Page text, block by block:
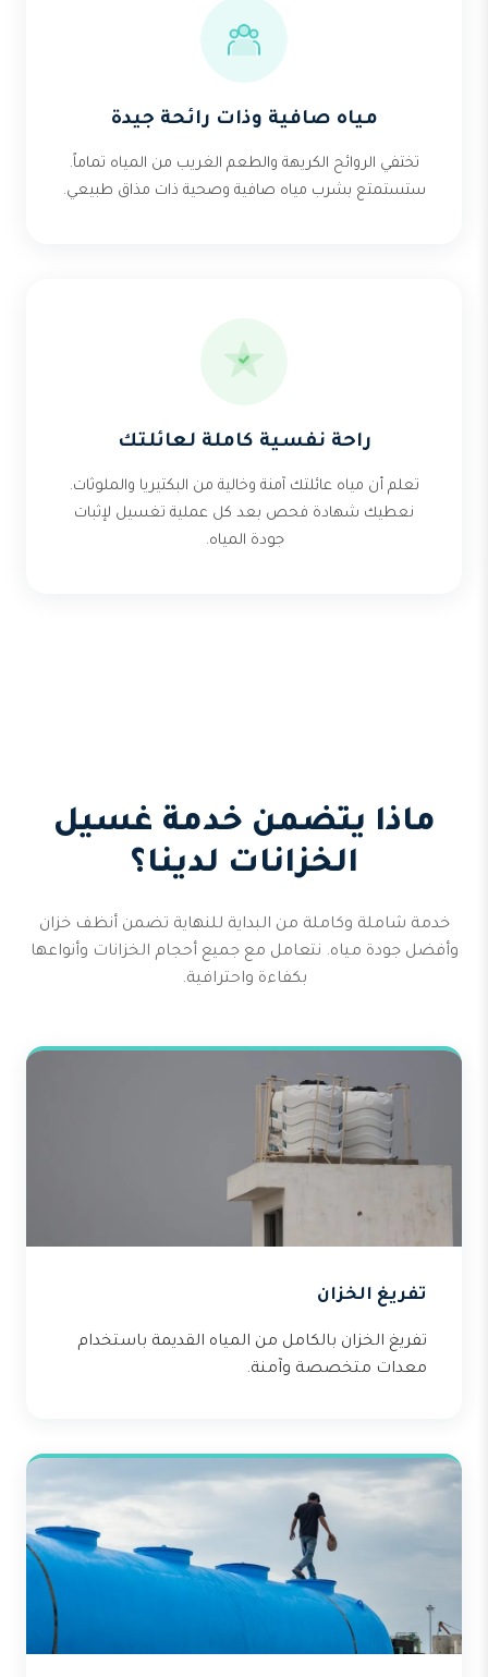
مياه صافية وذات رائحة جيدة
تختفي الروائح الكريهة والطعم الغريب من المياه تماماً.
ستستمتع بشرب مياه صافية وصحية ذات مذاق طبيعي.
راحة نفسية كاملة لعائلتك
تعلم أن مياه عائلتك آمنة وخالية من البكتيريا والملوثات.
نعطيك شهادة فحص بعد كل عملية تغسيل لإثبات
جودة المياه.
ماذا يتضمن خدمة غسيل
الخزانات لدينا؟
خدمة شاملة وكاملة من البداية للنهاية تضمن أنظف خزان
وأفضل جودة مياه. نتعامل مع جميع أحجام الخزانات وأنواعها
بكفاءة واحترافية.
تفريغ الخزان
تفريغ الخزان بالكامل من المياه القديمة باستخدام
معدات متخصصة وآمنة.